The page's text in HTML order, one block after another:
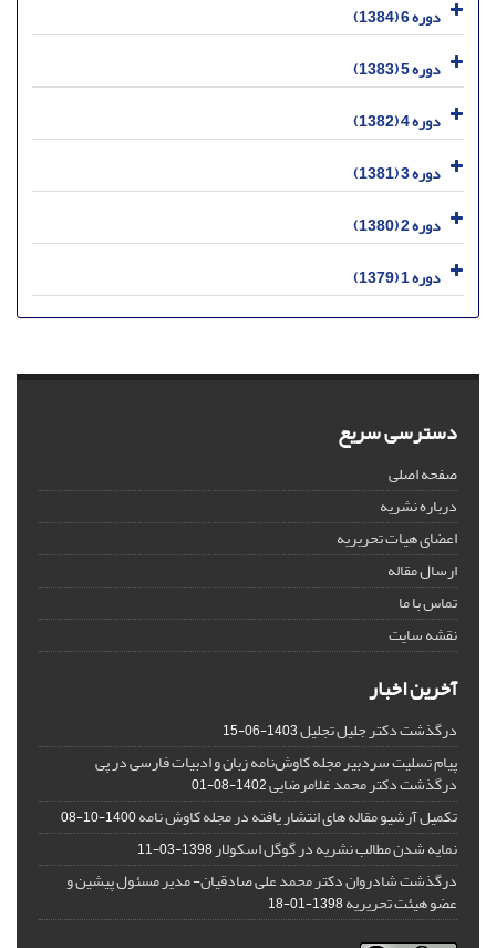
دوره 6 (1384)
دوره 5 (1383)
دوره 4 (1382)
دوره 3 (1381)
دوره 2 (1380)
دوره 1 (1379)
دسترسی سریع
صفحه اصلی
درباره نشریه
اعضای هیات تحریریه
ارسال مقاله
تماس با ما
نقشه سایت
آخرین اخبار
درگذشت دکتر جلیل تجلیل1403-06-15
پیام تسلیت سردبیر مجله کاوش‌نامه زبان و ادبیات فارسی در پی
درگذشت دکتر محمد غلامرضایی1402-08-01
تکمیل آرشیو مقاله های انتشار یافته در مجله کاوش نامه1400-10-08
نمایه شدن مطالب نشریه در گوگل اسکولار1398-03-11
درگذشت شادروان دکتر محمد علی صادقیان- مدیر مسئول پیشین و
عضو هیئت تحریریه1398-01-18